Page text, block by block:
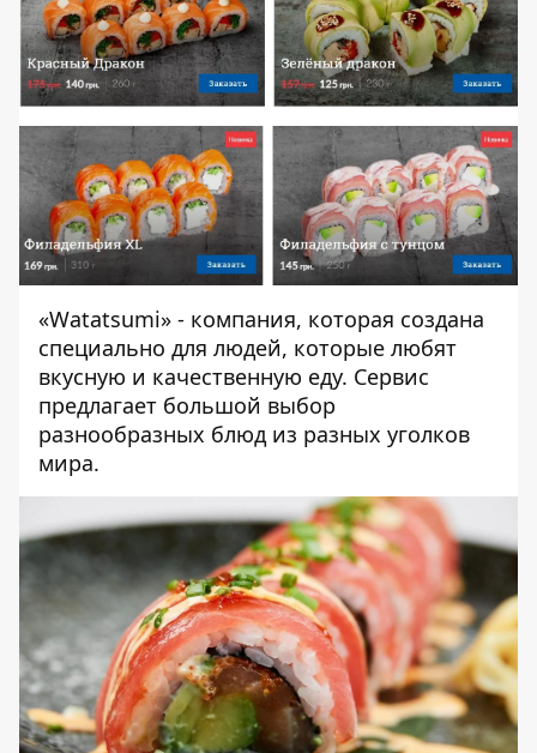
«Watatsumi» - компания, которая создана
специально для людей, которые любят
вкусную и качественную еду. Сервис
предлагает большой выбор
разнообразных блюд из разных уголков
мира.